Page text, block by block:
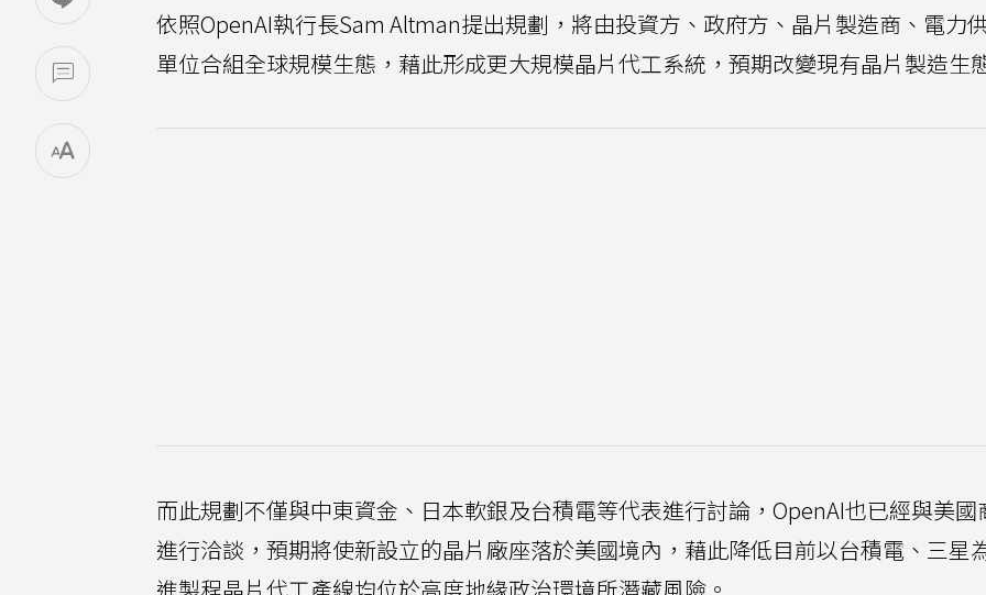
依照OpenAI執行長Sam Altman提出規劃，將由投資方、政府方、晶片製造商、電力
單位合組全球規模生態，藉此形成更大規模晶片代工系統，預期改變現有晶片製造生
而此規劃不僅與中東資金、日本軟銀及台積電等代表進行討論，OpenAI也已經與美國
進行洽談，預期將使新設立的晶片廠座落於美國境內，藉此降低目前以台積電、三星